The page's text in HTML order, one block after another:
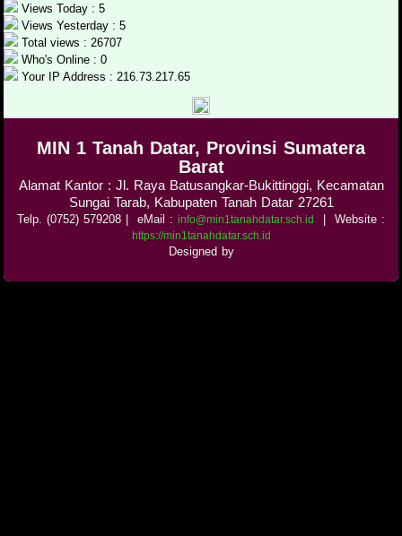
Views Today : 5
Views Yesterday : 5
Total views : 26707
Who's Online : 0
Your IP Address : 216.73.217.65
.
MIN 1 Tanah Datar, Provinsi Sumatera
Barat
Alamat Kantor : Jl. Raya Batusangkar-Bukittinggi, Kecamatan
Sungai Tarab, Kabupaten Tanah Datar 27261
Telp. (0752) 579208 | eMail : info@min1tanahdatar.sch.id Website :
https://min1tanahdatar.sch.id
Designed by
.